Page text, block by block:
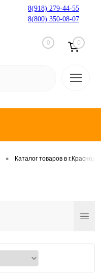
8(918) 279-44-55
8(800) 350-08-07
0 0
• Каталог товаров в